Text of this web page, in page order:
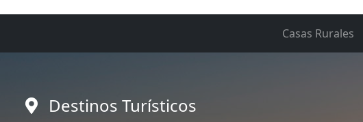
Casas Rurales
Destinos Turísticos